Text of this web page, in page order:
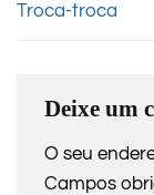
Troca-troca
Deixe um
O seu
Campos